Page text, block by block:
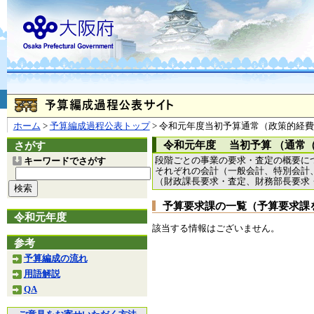
ホーム > 予算編成過程公表トップ> 令和元年度当初予算通常（政策的経
さがす
キーワードでさがす
令和元年度
参考
予算編成の流れ
用語解説
QA
令和元年度 当初予算 （通常
段階ごとの事業の要求・査定の概要に
それぞれの会計（一般会計、特別会
（財政課長要求・査定、財務部長要
予算要求課の一覧（予算要求
該当する情報はございません。
お問合せ
大阪府
（法人番号 4000020270008）
本庁 〒540-8570
大阪市
〒559-8555